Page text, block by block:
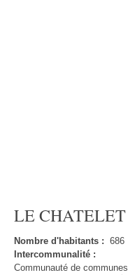
LE
Nombre d'habitants : 686
Intercommunalité :
Communauté de